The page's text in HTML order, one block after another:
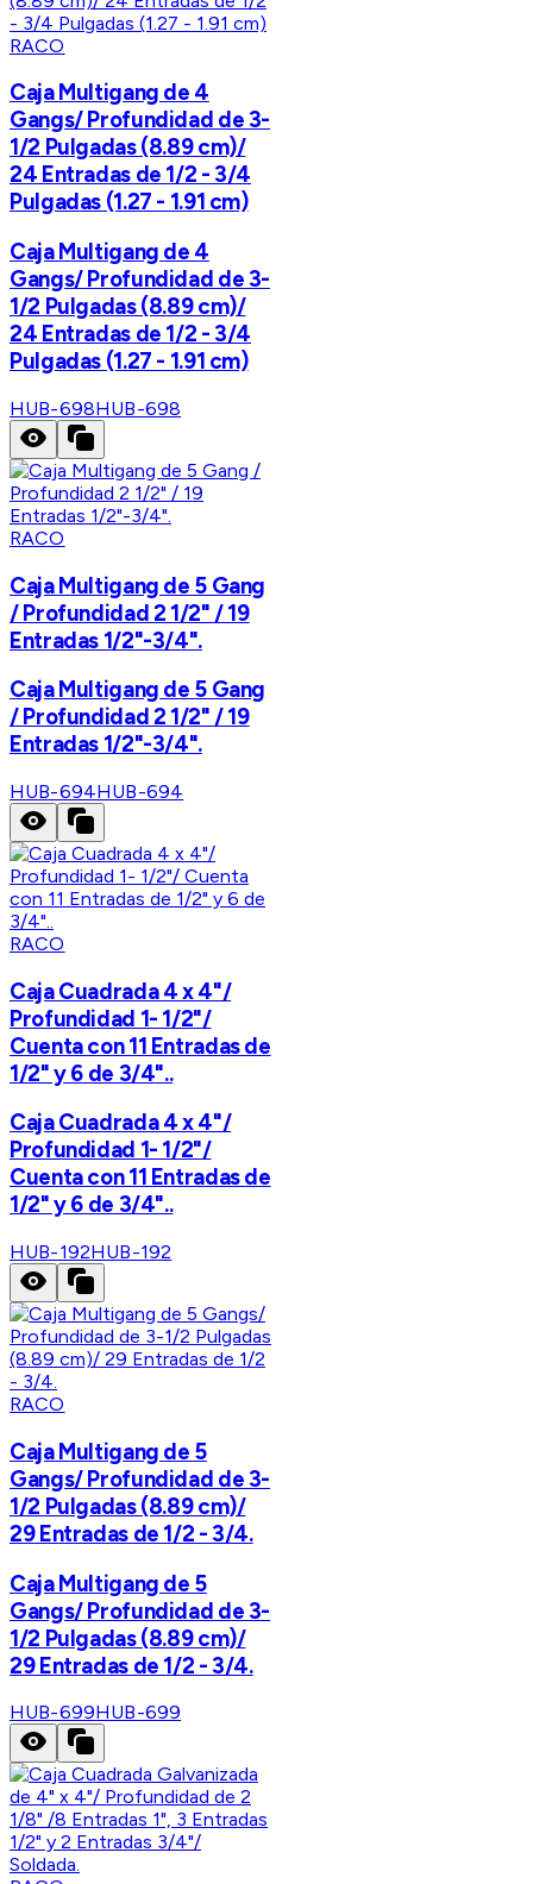
RACO
Caja Multigang de 4
Gangs/ Profundidad de 3-
1/2 Pulgadas (8.89 cm)/
24 Entradas de 1/2 - 3/4
Pulgadas (1.27 - 1.91 cm)
Caja Multigang de 4
Gangs/ Profundidad de 3-
1/2 Pulgadas (8.89 cm)/
24 Entradas de 1/2 - 3/4
Pulgadas (1.27 - 1.91 cm)
HUB-698HUB-698
RACO
Caja Multigang de 5 Gang
/ Profundidad 2 1/2" / 19
Entradas 1/2"-3/4".
Caja Multigang de 5 Gang
/ Profundidad 2 1/2" / 19
Entradas 1/2"-3/4".
HUB-694HUB-694
RACO
Caja Cuadrada 4 x 4"/
Profundidad 1- 1/2"/
Cuenta con 11 Entradas de
1/2" y 6 de 3/4"..
Caja Cuadrada 4 x 4"/
Profundidad 1- 1/2"/
Cuenta con 11 Entradas de
1/2" y 6 de 3/4"..
HUB-192HUB-192
RACO
Caja Multigang de 5
Gangs/ Profundidad de 3-
1/2 Pulgadas (8.89 cm)/
29 Entradas de 1/2 - 3/4.
Caja Multigang de 5
Gangs/ Profundidad de 3-
1/2 Pulgadas (8.89 cm)/
29 Entradas de 1/2 - 3/4.
HUB-699HUB-699